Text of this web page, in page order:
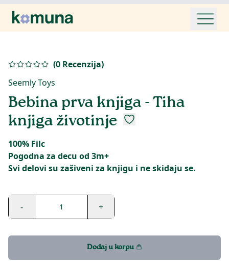
(0 Recenzija)
Seemly Toys
Bebina prva knjiga - Tiha
knjiga životinje
100% Filc
Pogodna za decu od 3m+
Svi delovi su zašiveni za knjigu i ne skidaju se.
- 1 +
Dodaj u korpu